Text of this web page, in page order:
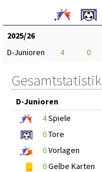
2025/26
D-Junioren
4 0
Gesamtstatistik
D-Junioren
4Spiele
0Tore
0Vorlagen
0Gelbe Karten